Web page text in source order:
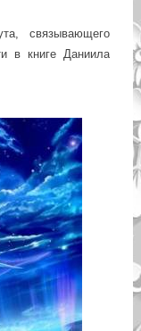
связывающего
в книге Даниила